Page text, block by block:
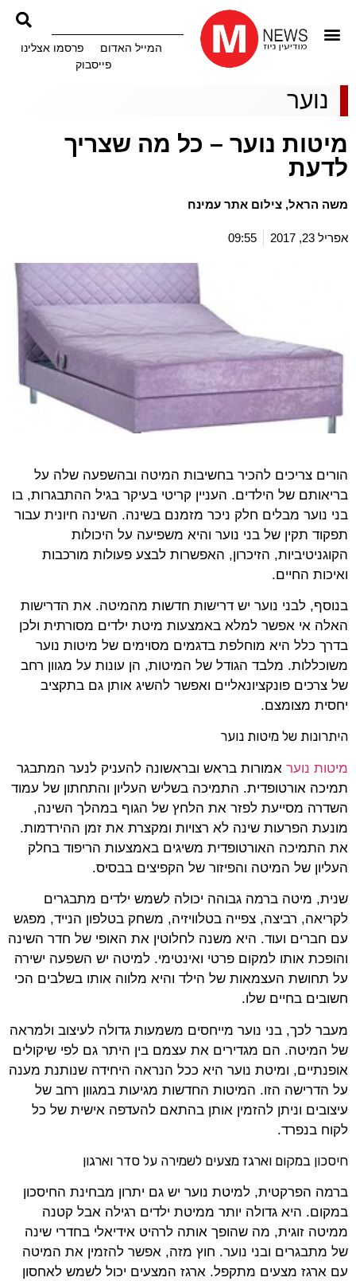
המייל האדום
פרסמו אצלינו
פייסבוק
נוער
מיטות נוער – כל מה שצריך
לדעת
משה הראל, צילום אתר עמינח
אפריל 23, 2017 09:55
הורים צריכים להכיר בחשיבות המיטה ובהשפעה שלה על
בריאותם של הילדים. העניין קריטי בעיקר בגיל ההתבגרות, בו
בני נוער מבלים חלק ניכר מזמנם בשינה. השינה חיונית עבור
תפקוד תקין של בני נוער והיא משפיעה על היכולות
הקוגניטיביות, הזיכרון, האפשרות לבצע פעולות מורכבות
ואיכות החיים.
בנוסף, לבני נוער יש דרישות חדשות מהמיטה. את הדרישות
האלה אי אפשר למלא באמצעות מיטת ילדים מסורתית ולכן
בדרך כלל היא מוחלפת בדגמים מסוימים של מיטות נוער
משוכללות. מלבד הגודל של המיטות, הן עונות על מגוון רחב
של צרכים פונקציונאליים ואפשר להשיג אותן גם בתקציב
יחסית מצומצם.
היתרונות של מיטות נוער
מיטות נועראמורות בראש ובראשונה להעניק לנער המתבגר
תמיכה אורטופדית. התמיכה בשליש העליון והתחתון של עמוד
השדרה מסייעת לפזר את הלחץ של הגוף במהלך השינה,
מונעת הפרעות שינה לא רצויות ומקצרת את זמן ההירדמות.
את התמיכה האורטופדית משיגים באמצעות הריפוד בחלק
העליון של המיטה והפיזור של הקפיצים בבסיס.
שנית, מיטה ברמה גבוהה יכולה לשמש ילדים מתבגרים
לקריאה, רביצה, צפייה בטלוויזיה, משחק בטלפון הנייד, מפגש
עם חברים ועוד. היא משנה לחלוטין את האופי של חדר השינה
והופכת אותו למקום פרטי ואינטימי. למיטה יש השפעה ישירה
על תחושת העצמאות של הילד והיא מלווה אותו בשלבים הכי
חשובים בחיים שלו.
מעבר לכך, בני נוער מייחסים משמעות גדולה לעיצוב ולמראה
של המיטה. הם מגדירים את עצמם בין היתר גם לפי שיקולים
אופנתיים, ומיטת נוער היא ככל הנראה היחידה שנותנת מענה
על הדרישה הזו. המיטות החדשות מגיעות במגוון רחב של
עיצובים וניתן להזמין אותן בהתאם להעדפה אישית של כל
לקוח בנפרד.
חיסכון במקום וארגז מצעים לשמירה על סדר וארגון
ברמה הפרקטית, למיטת נוער יש גם יתרון מבחינת החיסכון
במקום. היא גדולה יותר ממיטת ילדים רגילה אבל קטנה
ממיטה זוגית, מה שהופך אותה לרהיט אידיאלי בחדרי שינה
של מתבגרים ובני נוער. חוץ מזה, אפשר להזמין את המיטה
עם ארגז מצעים מתקפל. ארגז המצעים יכול לשמש לאחסון